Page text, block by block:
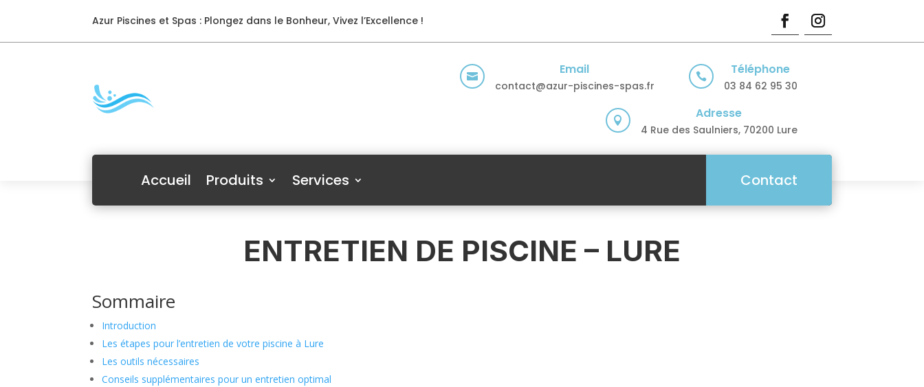
Azur Piscines et Spas : Plongez dans le Bonheur, Vivez l’Excellence !
 Email
contact@azur-piscines-spas.fr
 Téléphone
03 84 62 95 30
 Adresse
4 Rue des Saulniers, 70200 Lure
Accueil Produits Services Contact
ENTRETIEN DE PISCINE – LURE
Sommaire
Introduction
Les étapes pour l’entretien de votre piscine à Lure
Les outils nécessaires
Conseils supplémentaires pour un entretien optimal